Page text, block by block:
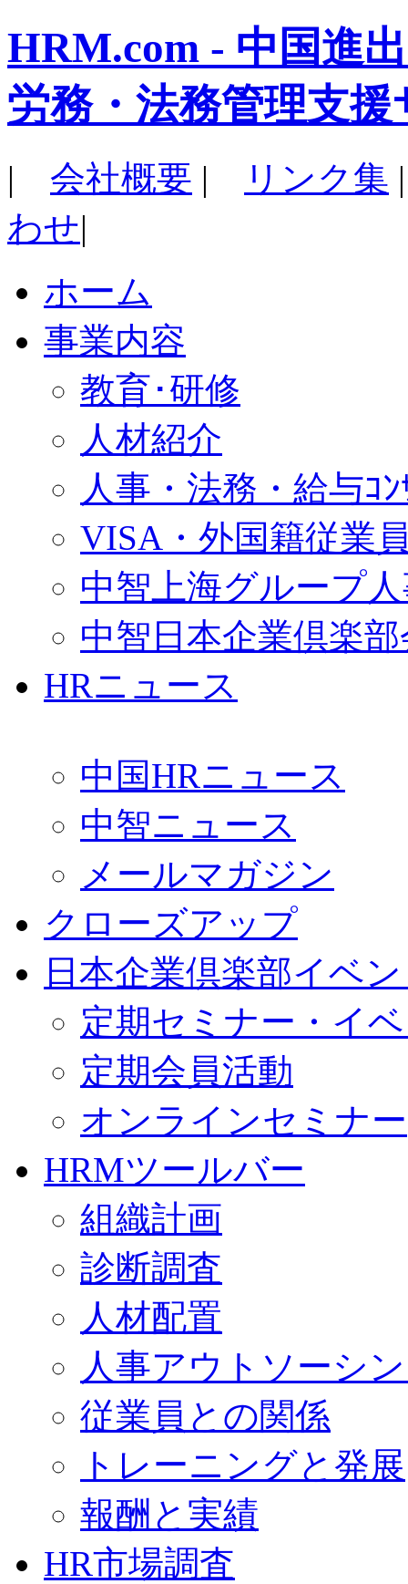
HRM.com - 中国進
労務・法務管理支援
| 会社概要 | リンク集
わせ|
ホーム
事業内容
教育･研修
人材紹介
人事・法務・給与ｺﾝ
VISA・外国籍従業
中智上海グループ
中智日本企業倶楽
HRニュース
中国HRニュース
中智ニュース
メールマガジン
クローズアップ
日本企業倶楽部イベ
定期セミナー・イ
定期会員活動
オンラインセミナー
HRMツールバー
組織計画
診断調査
人材配置
人事アウトソーシ
従業員との関係
トレーニングと発展
報酬と実績
HR市場調査